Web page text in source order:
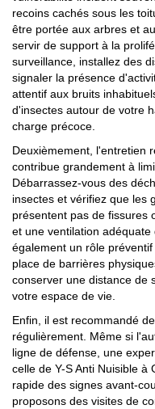
recoins cachés sous les
être portée aux arbres et
servir de support à la
surveillance, installez des
signaler la présence
attentif aux bruits
d'insectes autour de votre
charge précoce.
Deuxièmement, l'entretien
contribue grandement à
Débarrassez-vous des
insectes et vérifiez que les
présentent pas de fissures
et une ventilation
également un rôle
place de barrières
conserver une distance de
votre espace de vie.
Enfin, il est recommandé
régulièrement. Même si
ligne de défense, une
celle de Y-S Anti Nuisible à
rapide des signes avant-
proposons des visites de